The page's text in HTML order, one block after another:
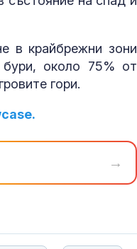
в крайбрежни зони
около 75% от
гори.
→